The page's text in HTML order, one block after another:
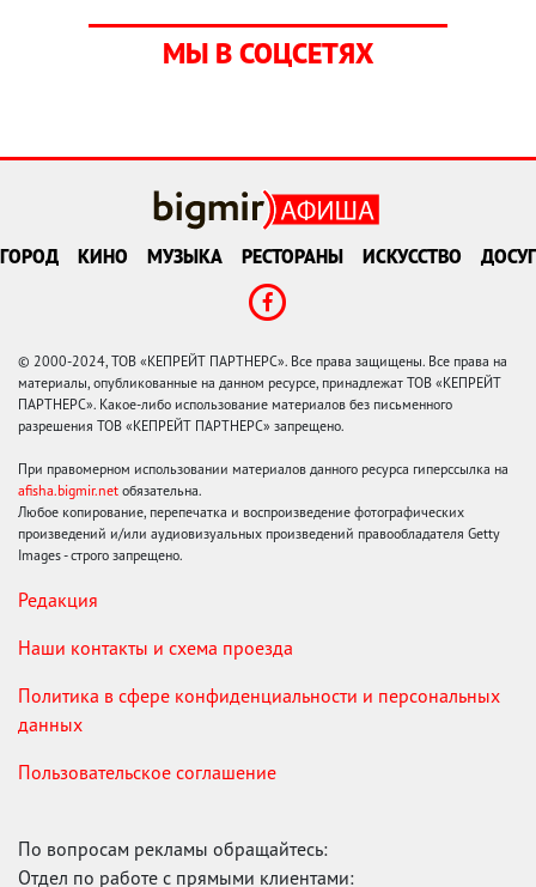
МЫ В СОЦСЕТЯХ
ГОРОД КИНО МУЗЫКА РЕСТОРАНЫ ИСКУССТВО ДОСУГ
© 2000-2024, ТОВ «КЕПРЕЙТ ПАРТНЕРС». Все права защищены. Все права на
материалы, опубликованные на данном ресурсе, принадлежат ТОВ «КЕПРЕЙТ
ПАРТНЕРС». Какое-либо использование материалов без письменного
разрешения ТОВ «КЕПРЕЙТ ПАРТНЕРС» запрещено.
При правомерном использовании материалов данного ресурса гиперссылка на
afisha.bigmir.net обязательна.
Любое копирование, перепечатка и воспроизведение фотографических
произведений и/или аудиовизуальных произведений правообладателя Getty
Images - строго запрещено.
Редакция
Наши контакты и схема проезда
Политика в сфере конфиденциальности и персональных
данных
Пользовательское соглашение
По вопросам рекламы обращайтесь:
Отдел по работе с прямыми клиентами: